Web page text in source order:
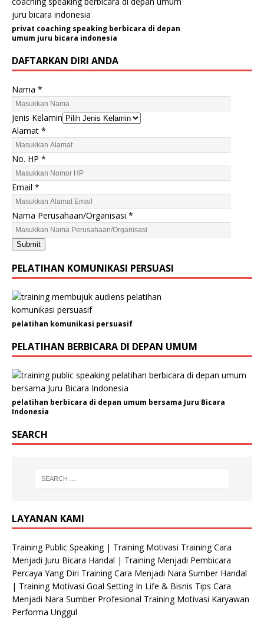
privat coaching speaking berbicara di depan
umum juru bicara indonesia
DAFTARKAN DIRI ANDA
Nama *
E
m
a
i
l
N
o
.
H
P
Jenis Kelamin
Alamat *
No. HP *
Email *
Nama Perusahaan/Organisasi *
Submit
PELATIHAN KOMUNIKASI PERSUASI
pelatihan komunikasi persuasif
PELATIHAN BERBICARA DI DEPAN UMUM
pelatihan berbicara di depan umum bersama Juru Bicara
Indonesia
SEARCH
LAYANAN KAMI
Training Public Speaking | Training Motivasi Training Cara
Menjadi Juru Bicara Handal | Training Menjadi Pembicara
Percaya Yang Diri Training Cara Menjadi Nara Sumber Handal
| Training Motivasi Goal Setting In Life & Bisnis Tips Cara
Menjadi Nara Sumber Profesional Training Motivasi Karyawan
Performa Unggul